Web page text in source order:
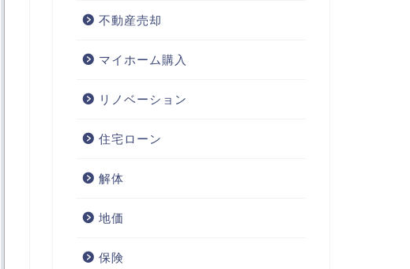
不動産売却
マイホーム購入
リノベーション
住宅ローン
解体
地価
保険